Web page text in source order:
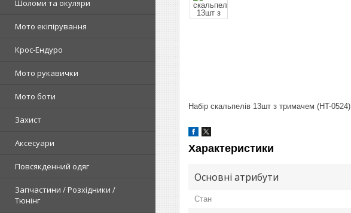
Шоломи та окуляри
Мото екіпірування
Крос-Ендуро
Мото рукавички
Мото боти
Захист
Аксесуари
Повсякденний одяг
Запчастини / Розхідники /
Тюнінг
Набір скальпелів 13шт з тримачем (HT-0524)
Характеристики
Основні атрибути
Стан